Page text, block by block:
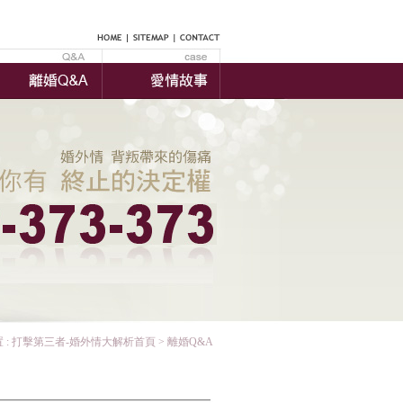
: 打擊第三者-婚外情大解析首頁 > 離婚Q&A